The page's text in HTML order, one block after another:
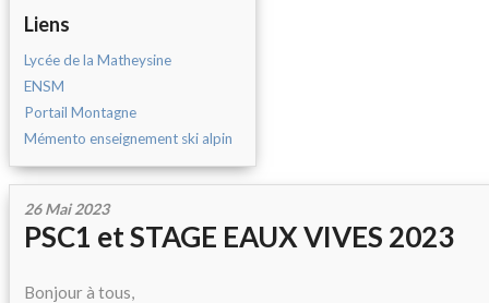
Liens
Lycée de la Matheysine
ENSM
Portail Montagne
Mémento enseignement ski alpin
26 Mai 2023
PSC1 et STAGE EAUX VIVES 2023
Bonjour à tous,